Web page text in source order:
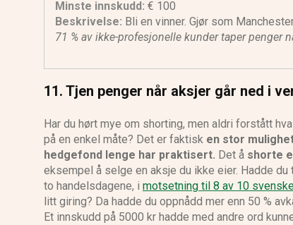
Minste innskudd: € 100
Beskrivelse: Bli en vinner. Gjør som
71 % av ikke-profesjonelle kunder taper penger
11. Tjen penger når aksjer går ned i
Har du hørt mye om shorting, men aldri forstått
på en enkel måte? Det er faktisk en stor
hedgefond lenge har praktisert. Det å shorte
eksempel å selge en aksje du ikke eier. Hadde du
to handelsdagene, i motsetning til 8 av 10
litt giring? Da hadde du oppnådd mer enn 50 %
Et innskudd på 5000 kr hadde med andre ord